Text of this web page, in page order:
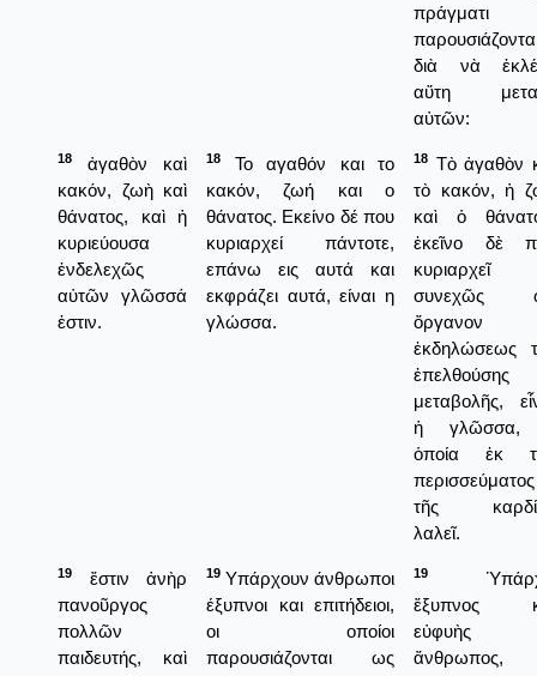
πράγματι
διὰ νὰ
αὕτη
αὐτῶν:
18
ἀγαθὸν καὶ
κακόν, ζωὴ καὶ
θάνατος, καὶ ἡ
κυριεύουσα
ἐνδελεχῶς
αὐτῶν γλῶσσά
ἐστιν.
18
Το αγαθόν και το
κακόν, ζωή και ο
θάνατος. Εκείνο δέ που
κυριαρχεί πάντοτε,
επάνω εις αυτά και
εκφράζει αυτά, είναι η
γλώσσα.
18 Τὸ ἀγαθὸν
τὸ κακόν, ἡ
καὶ ὁ
ἐκεῖνο δὲ
κυριαρχεῖ
συνεχῶς
ὄργανον
ἐκδηλώσεως
ἐπελθούσης
μεταβολῆς,
ἡ
ὁποία ἐκ
περισσεύματος
τῆς
λαλεῖ.
19
ἔστιν ἀνὴρ
πανοῦργος
πολλῶν
παιδευτής, καὶ
19 Υπάρχουν άνθρωποι
έξυπνοι και επιτήδειοι,
οι οποίοι
παρουσιάζονται ως
19
ἔξυπνος
εὐφυὴς
ἄνθρωπος,